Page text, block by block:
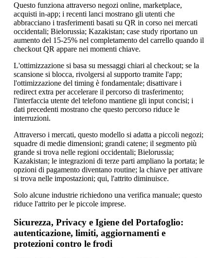
Questo funziona attraverso negozi online, marketplace,
acquisti in-app; i recenti lanci mostrano gli utenti che
abbracciano i trasferimenti basati su QR in corso nei mercati
occidentali; Bielorussia; Kazakistan; case study riportano un
aumento del 15-25% nel completamento del carrello quando il
checkout QR appare nei momenti chiave.
L'ottimizzazione si basa su messaggi chiari al checkout; se la
scansione si blocca, rivolgersi al supporto tramite l'app;
l'ottimizzazione del timing è fondamentale; disattivare i
redirect extra per accelerare il percorso di trasferimento;
l'interfaccia utente del telefono mantiene gli input concisi; i
dati precedenti mostrano che questo percorso riduce le
interruzioni.
Attraverso i mercati, questo modello si adatta a piccoli negozi;
squadre di medie dimensioni; grandi catene; il segmento più
grande si trova nelle regioni occidentali; Bielorussia;
Kazakistan; le integrazioni di terze parti ampliano la portata; le
opzioni di pagamento diventano routine; la chiave per attivare
si trova nelle impostazioni; qui, l'attrito diminuisce.
Solo alcune industrie richiedono una verifica manuale; questo
riduce l'attrito per le piccole imprese.
Sicurezza, Privacy e Igiene del Portafoglio:
autenticazione, limiti, aggiornamenti e
protezioni contro le frodi